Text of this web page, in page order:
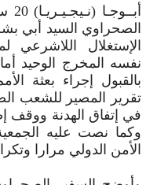
أبــوجـا (نـيجـيـريـا)20
الصحراوي السيد أبي
الإستغلال اللاشرعي
نفسه المخرج الوحيد
بالقبول إجراء بعثة
تقرير المصير للشعب
في إتفاق الهدنة ووقف
وكما نصت عليه
الأمن الدولي مرارا